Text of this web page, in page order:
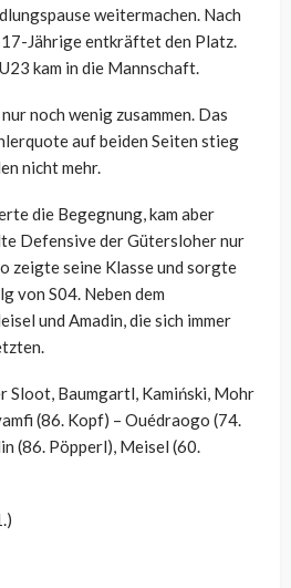
weitermachen. Nach
Jährige entkräftet den Platz.
kam in die Mannschaft.
noch wenig zusammen. Das
auf beiden Seiten stieg
nicht mehr.
die Begegnung, kam aber
Defensive der Gütersloher nur
zeigte seine Klasse und sorgte
von S04. Neben dem
und Amadin, die sich immer
Sloot, Baumgartl, Kamiński, Mohr
(86. Kopf) – Ouédraogo (74.
(86. Pöpperl), Meisel (60.